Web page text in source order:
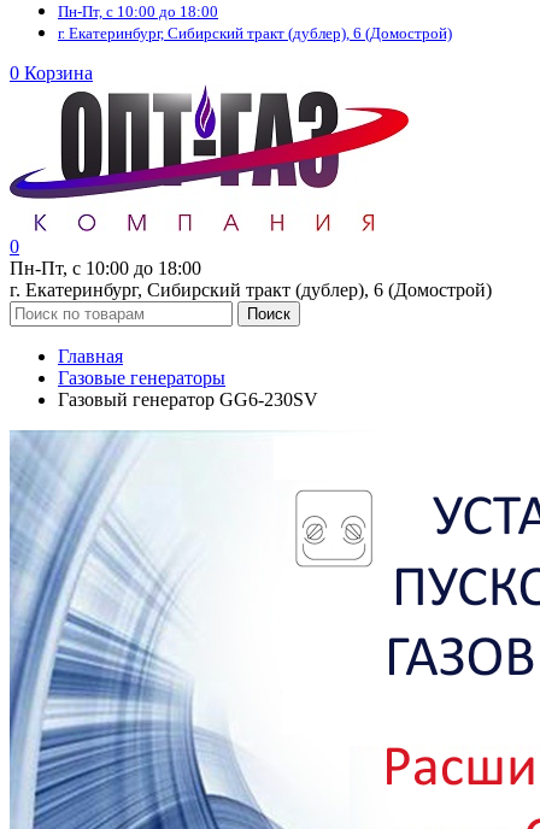
Пн-Пт, с 10:00 до 18:00
г. Екатеринбург, Сибирский тракт (дублер), 6 (Домострой)
0 Корзина
0
Пн-Пт, с 10:00 до 18:00
г. Екатеринбург, Сибирский тракт (дублер), 6 (Домострой)
Поиск
Главная
Газовые генераторы
Газовый генератор GG6-230SV